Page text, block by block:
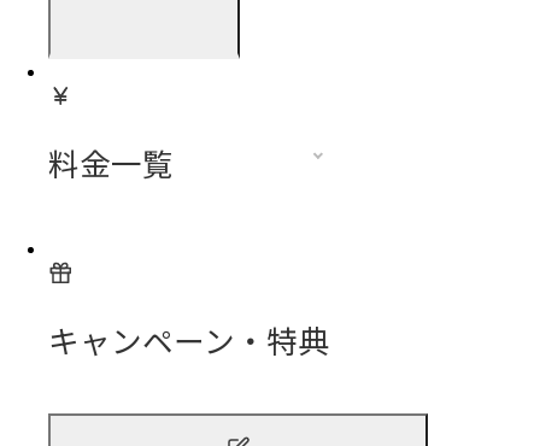
料金一覧
キャンペーン・特典